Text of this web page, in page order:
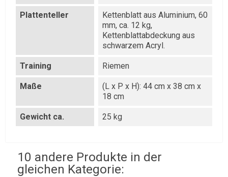
Plattenteller
Kettenblatt aus Aluminium, 60
mm, ca. 12 kg,
Kettenblattabdeckung aus
schwarzem Acryl.
Training Riemen
Maße
(L x P x H): 44 cm x 38 cm x
18 cm
Gewicht ca. 25 kg
10 andere Produkte in der
gleichen Kategorie: